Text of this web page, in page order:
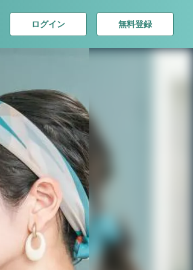
ログイン 無料登録